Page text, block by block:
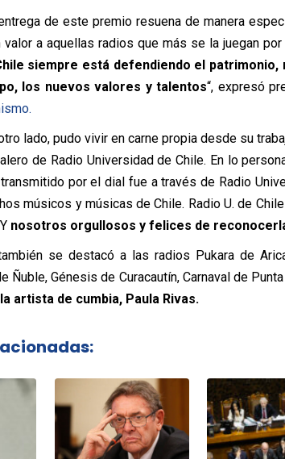
de este premio resuena de manera
a aquellas radios que más se la juegan por
siempre está defendiendo el
los nuevos valores y talentos“, expresó
lado, pudo vivir en carne propia desde su
de Radio Universidad de Chile. En lo
por el dial fue a través de Radio
músicos y músicas de Chile. Radio U. de
nosotros orgullosos y felices de
se destacó a las radios Pukara de
Ñuble, Génesis de Curacautín, Carnaval de
artista de cumbia, Paula Rivas.